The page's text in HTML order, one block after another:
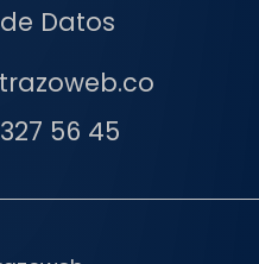
Datos
56 45